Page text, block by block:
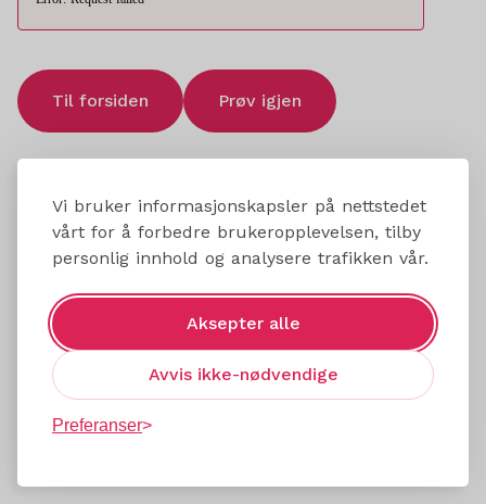
Vi bruker informasjonskapsler på nettstedet
vårt for å forbedre brukeropplevelsen, tilby
personlig innhold og analysere trafikken vår.
Aksepter alle
Avvis ikke-nødvendige
Preferanser
Til forsiden Prøv igjen